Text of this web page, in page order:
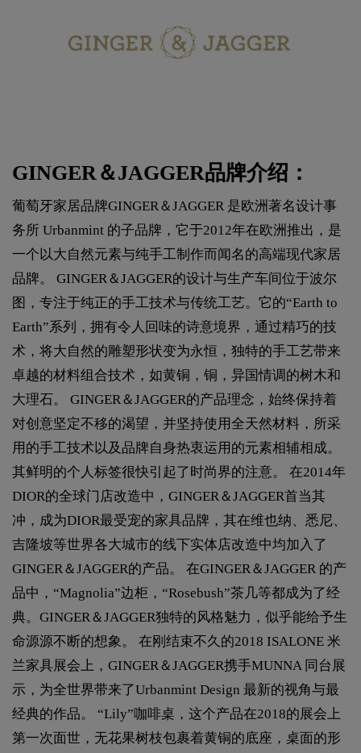
GINGER＆JAGGER品牌介绍：
葡萄牙家居品牌GINGER＆JAGGER 是欧洲著名设计事
务所 Urbanmint 的子品牌，它于2012年在欧洲推出，是
一个以大自然元素与纯手工制作而闻名的高端现代家居
品牌。 GINGER＆JAGGER的设计与生产车间位于波尔
图，专注于纯正的手工技术与传统工艺。它的“Earth to
Earth”系列，拥有令人回味的诗意境界，通过精巧的技
术，将大自然的雕塑形状变为永恒，独特的手工艺带来
卓越的材料组合技术，如黄铜，铜，异国情调的树木和
大理石。 GINGER＆JAGGER的产品理念，始终保持着
对创意坚定不移的渴望，并坚持使用全天然材料，所采
用的手工技术以及品牌自身热衷运用的元素相辅相成。
其鲜明的个人标签很快引起了时尚界的注意。 在2014年
DIOR的全球门店改造中，GINGER＆JAGGER首当其
冲，成为DIOR最受宠的家具品牌，其在维也纳、悉尼、
吉隆坡等世界各大城市的线下实体店改造中均加入了
GINGER＆JAGGER的产品。 在GINGER＆JAGGER 的产
品中，“Magnolia”边柜，“Rosebush”茶几等都成为了经
典。GINGER＆JAGGER独特的风格魅力，似乎能给予生
命源源不断的想象。 在刚结束不久的2018 ISALONE 米
兰家具展会上，GINGER＆JAGGER携手MUNNA 同台展
示，为全世界带来了Urbanmint Design 最新的视角与最
经典的作品。 “Lily”咖啡桌，这个产品在2018的展会上
第一次面世，无花果树枝包裹着黄铜的底座，桌面的形